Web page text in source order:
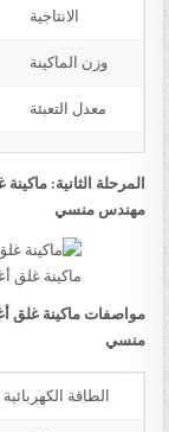
الانتاجية
وزن الماكينة
معدل التعبئة
مهندس منسي
ماكينة غلق
منسي
الطاقة الكهربائية